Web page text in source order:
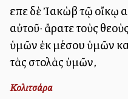
εἶπε δὲ Ἰακὼβ τῷ οἴκῳ
αὐτοῦ· ἄρατε τοὺς
ὑμῶν ἐκ μέσου ὑμῶν
τὰς στολὰς ὑμῶν,
Κολιτσάρα